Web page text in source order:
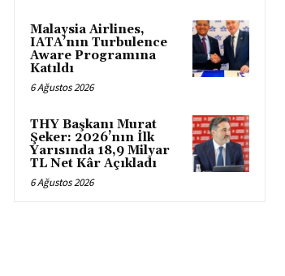
Malaysia Airlines,
IATA’nın Turbulence
Aware Programına
Katıldı
6 Ağustos 2026
THY Başkanı Murat
Şeker: 2026’nın İlk
Yarısında 18,9 Milyar
TL Net Kâr Açıkladı
6 Ağustos 2026